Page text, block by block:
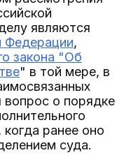
являются
Федерации,
закона "Об
" в той мере, в
о порядке
ранее оно
суда.